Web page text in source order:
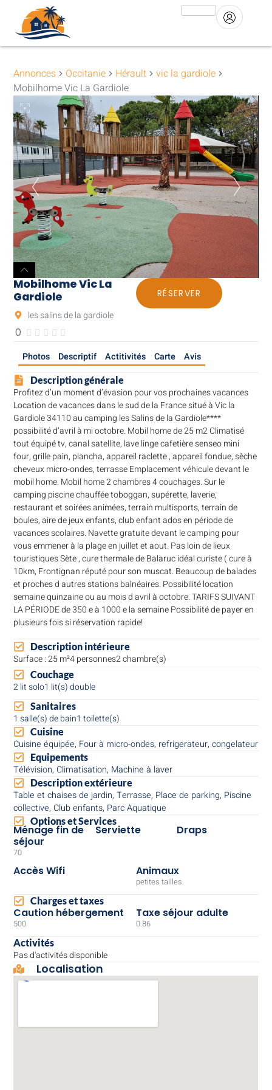
Annonces Occitanie Hérault
vic la gardiole
Mobilhome Vic La Gardiole
Mobilhome Vic La
Gardiole
les salins de la gardiole
0     
RÉSERVER
Photos Descriptif Actitivités Carte Avis
Description générale
Profitez d’un moment d’évasion pour vos prochaines vacances
Location de vacances dans le sud de la France situé à Vic la
Gardiole 34110 au camping les Salins de la Gardiole****
possibilité d’avril à mi octobre. Mobil home de 25 m2 Climatisé
tout équipé tv, canal satellite, lave linge cafetière senseo mini
four, grille pain, plancha, appareil raclette , appareil fondue, sèche
cheveux micro-ondes, terrasse Emplacement véhicule devant le
mobil home. Mobil home 2 chambres 4 couchages. Sur le
camping piscine chauffée toboggan, supérette, laverie,
restaurant et soirées animées, terrain multisports, terrain de
boules, aire de jeux enfants, club enfant ados en période de
vacances scolaires. Navette gratuite devant le camping pour
vous emmener à la plage en juillet et aout. Pas loin de lieux
touristiques Sète , cure thermale de Balaruc idéal curiste ( cure à
10km, Frontignan réputé pour son muscat. Beaucoup de balades
et proches d autres stations balnéaires. Possibilité location
semaine quinzaine ou au mois d avril à octobre. TARIFS SUIVANT
LA PÉRIODE de 350 e à 1000 e la semaine Possibilité de payer en
plusieurs fois si réservation rapide!
Description intérieure
Surface : 25 m²4 personnes2 chambre(s)
Couchage
2 lit solo1 lit(s) double
Sanitaires
1 salle(s) de bain1 toilette(s)
Cuisine
Cuisine équipée, Four à micro-ondes, refrigerateur, congelateur
Equipements
Télévision, Climatisation, Machine à laver
Description extérieure
Table et chaises de jardin, Terrasse, Place de parking, Piscine
collective, Club enfants, Parc Aquatique
Options et Services
Ménage fin de
séjour
70
Serviette Draps
Accès Wifi Animaux
petites tailles
Charges et taxes
Caution hébergement
500
Taxe séjour adulte
0.86
Activités
Pas d'activités disponible
Localisation